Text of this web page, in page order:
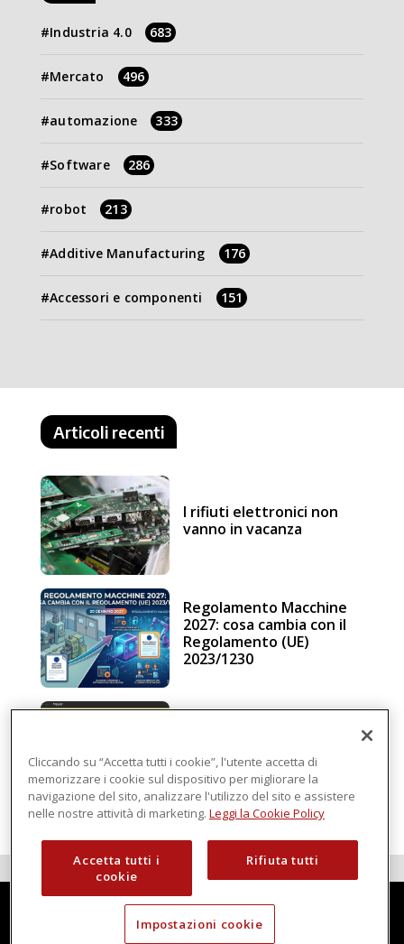
Industria 4.0 683
Mercato 496
automazione 333
Software 286
robot 213
Additive Manufacturing 176
Accessori e componenti 151
Articoli recenti
I rifiuti elettronici non
vanno in vacanza
Regolamento Macchine
2027: cosa cambia con il
Regolamento (UE)
2023/1230
intelligenza in cloud
Cliccando su “Accetta tutti i cookie”, l'utente accetta di
memorizzare i cookie sul dispositivo per migliorare la
navigazione del sito, analizzare l'utilizzo del sito e assistere
nelle nostre attività di marketing. Leggi la Cookie Policy
Accetta tutti i
cookie
Rifiuta tutti
Impostazioni cookie